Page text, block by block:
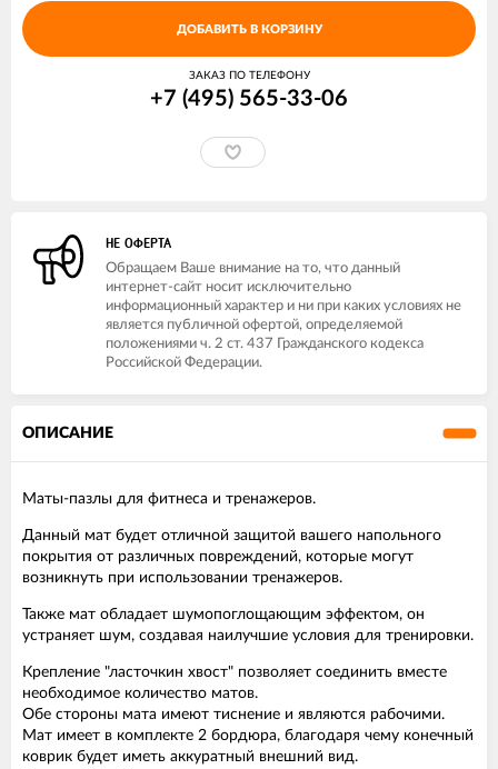
ДОБАВИТЬ В КОРЗИНУ
ЗАКАЗ ПО ТЕЛЕФОНУ
+7 (495) 565-33-06
НЕ ОФЕРТА
Обращаем Ваше внимание на то, что данный
интернет-сайт носит исключительно
информационный характер и ни при каких условиях не
является публичной офертой, определяемой
положениями ч. 2 ст. 437 Гражданского кодекса
Российской Федерации.
ОПИСАНИЕ
Маты-пазлы для фитнеса и тренажеров.
Данный мат будет отличной защитой вашего напольного
покрытия от различных повреждений, которые могут
возникнуть при использовании тренажеров.
Также мат обладает шумопоглощающим эффектом, он
устраняет шум, создавая наилучшие условия для тренировки.
Крепление "ласточкин хвост" позволяет соединить вместе
необходимое количество матов.
Обе стороны мата имеют тиснение и являются рабочими.
Мат имеет в комплекте 2 бордюра, благодаря чему конечный
коврик будет иметь аккуратный внешний вид.